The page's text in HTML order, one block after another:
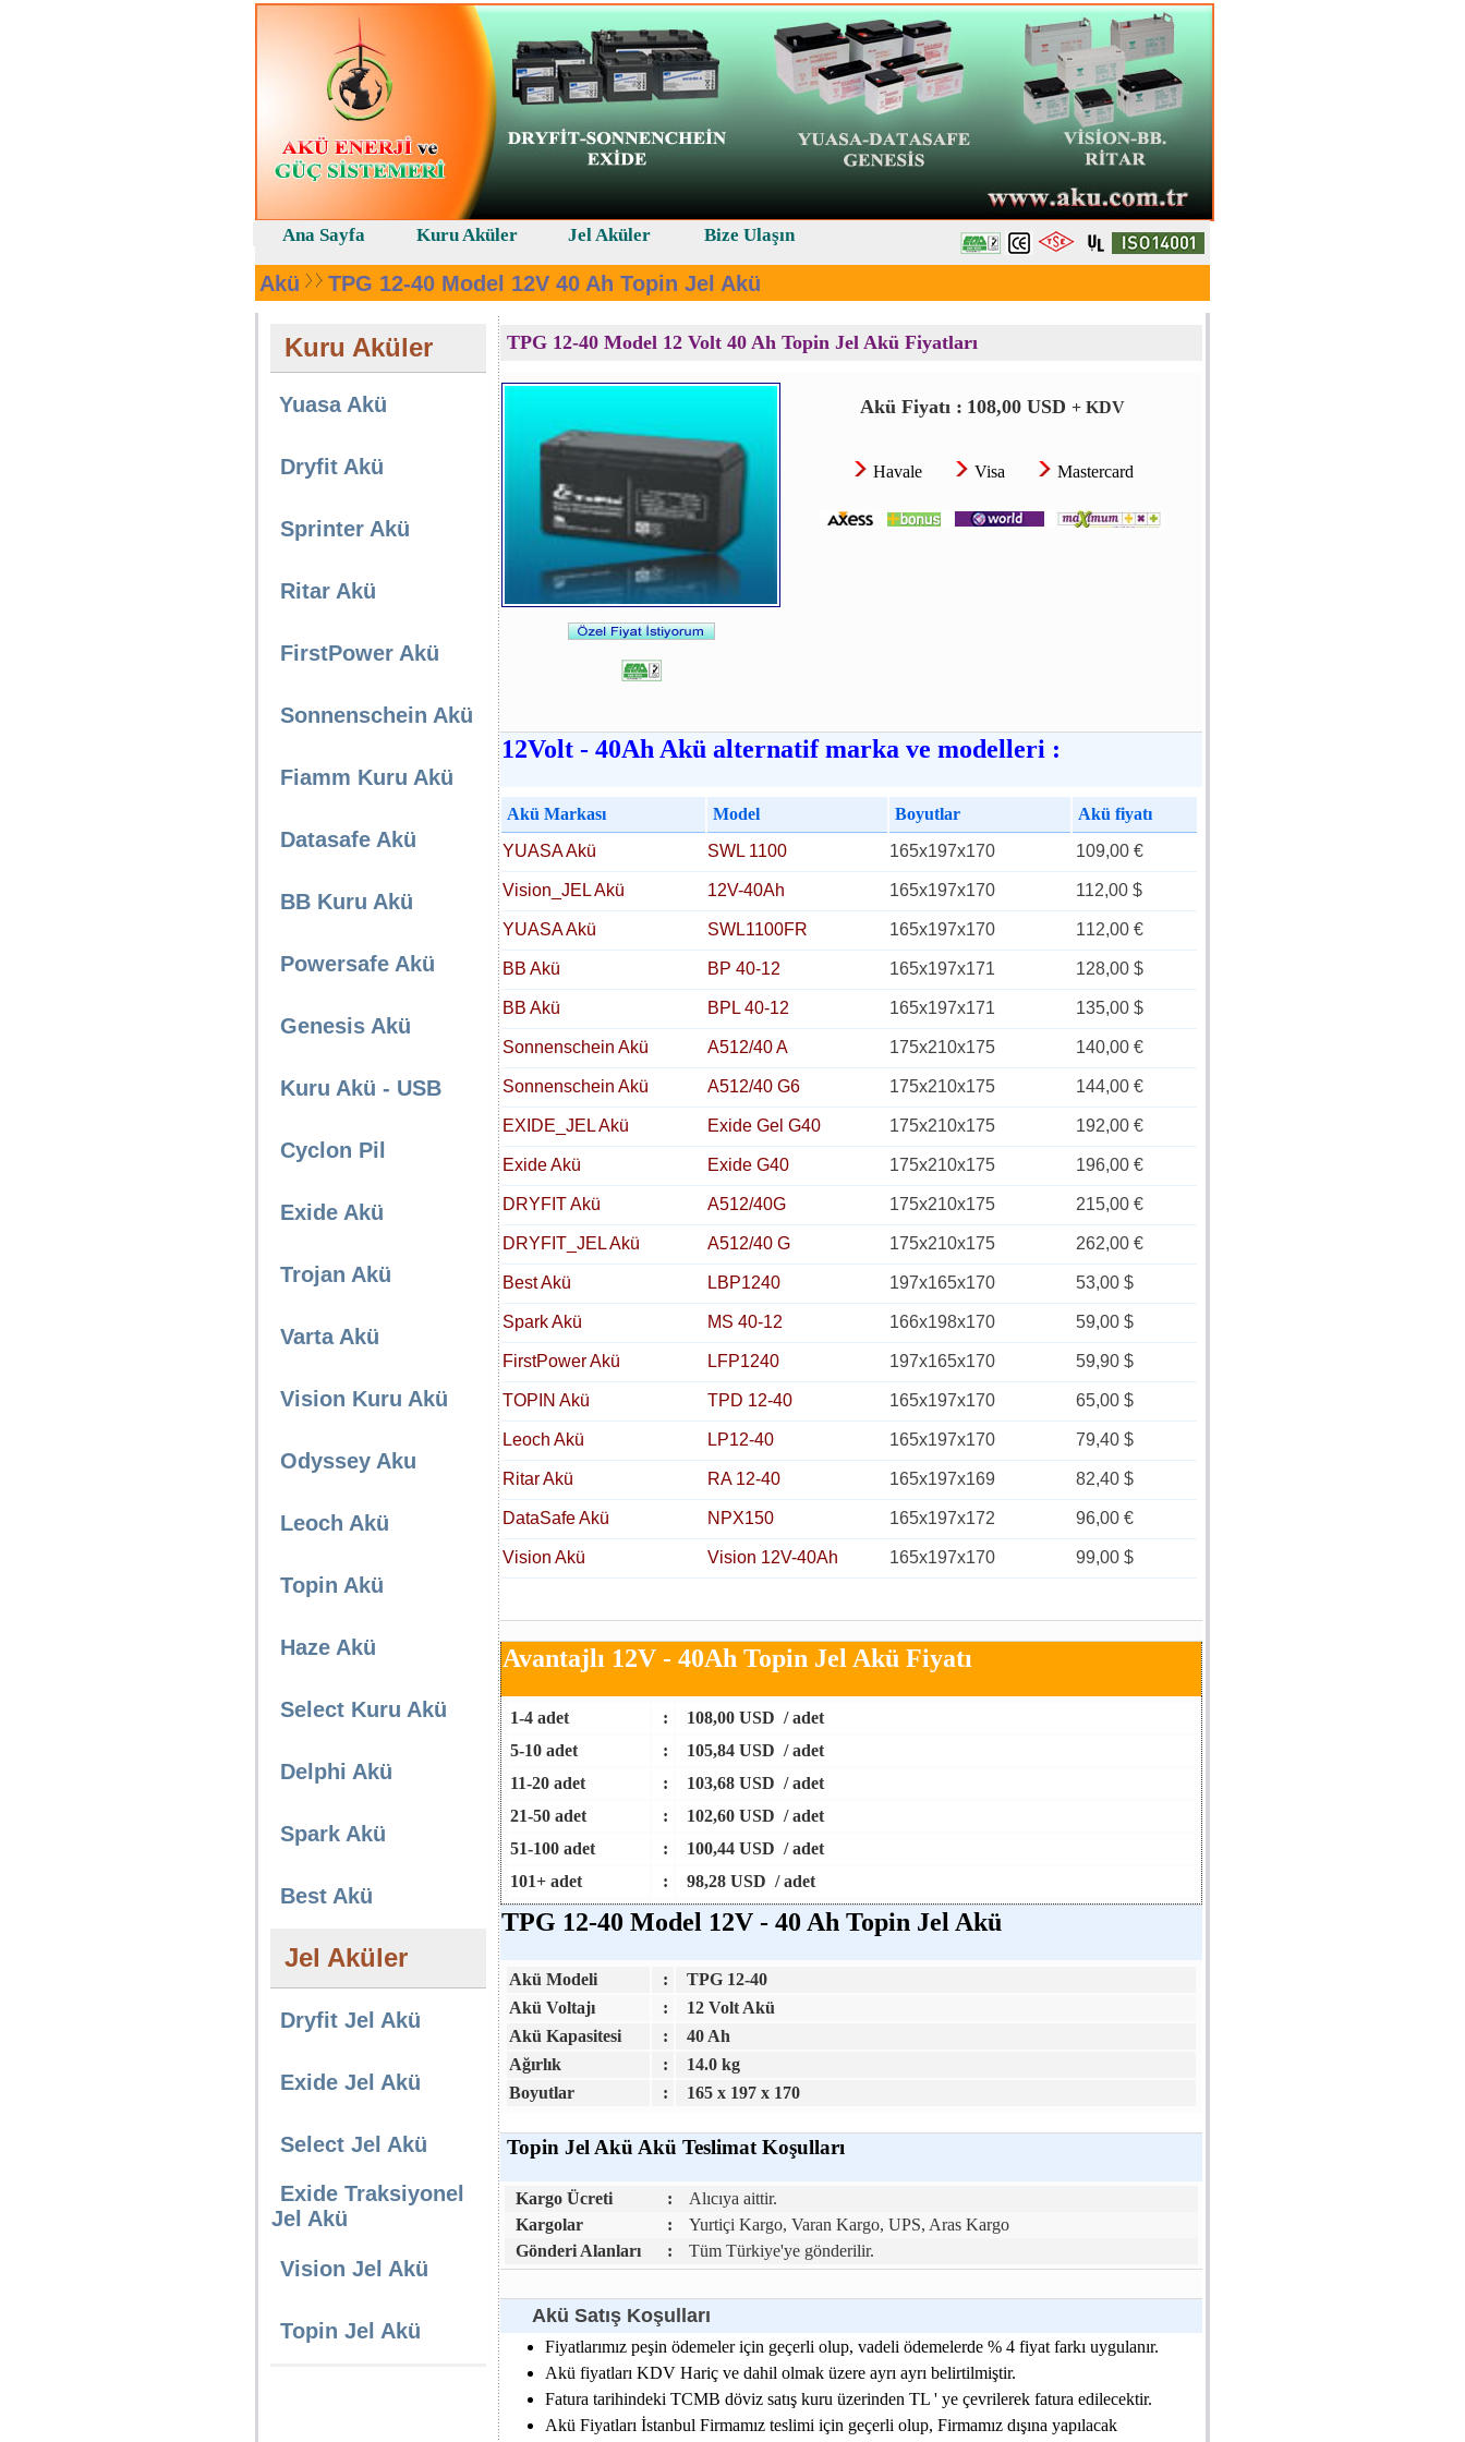
Akü TPG 12-40 Model 12V 40 Ah Topin Jel Akü
Kuru Aküler
Yuasa Akü
Dryfit Akü
Sprinter Akü
Ritar Akü
FirstPower Akü
Sonnenschein Akü
Fiamm Kuru Akü
Datasafe Akü
BB Kuru Akü
Powersafe Akü
Genesis Akü
Kuru Akü - USB
Cyclon Pil
Exide Akü
Trojan Akü
Varta Akü
Vision Kuru Akü
Odyssey Aku
Leoch Akü
Topin Akü
Haze Akü
Select Kuru Akü
Delphi Akü
Spark Akü
Best Akü
Jel Aküler
Dryfit Jel Akü
Exide Jel Akü
Select Jel Akü
Exide Traksiyonel
Jel Akü
Vision Jel Akü
Topin Jel Akü
TPG 12-40 Model 12 Volt 40 Ah Topin Jel Akü Fiyatları
Akü Fiyatı : 108,00 USD + KDV
Havale Visa Mastercard
12Volt - 40Ah Akü alternatif marka ve modelleri :
Akü Markası Model Boyutlar
Akü fiyatı
YUASA Akü
SWL 1100 165x197x170 109,00 €
Vision_JEL Akü 12V-40Ah 165x197x170 112,00 $
YUASA Akü SWL1100FR 165x197x170 112,00 €
BB Akü BP 40-12 165x197x171 128,00 $
BB Akü BPL 40-12 165x197x171 135,00 $
Sonnenschein Akü A512/40 A 175x210x175 140,00 €
Sonnenschein Akü A512/40 G6 175x210x175 144,00 €
EXIDE_JEL Akü Exide Gel G40 175x210x175 192,00 €
Exide Akü Exide G40 175x210x175 196,00 €
DRYFIT Akü A512/40G 175x210x175 215,00 €
DRYFIT_JEL Akü A512/40 G 175x210x175 262,00 €
Best Akü LBP1240 197x165x170 53,00 $
Spark Akü MS 40-12 166x198x170 59,00 $
FirstPower Akü LFP1240 197x165x170 59,90 $
TOPIN Akü TPD 12-40 165x197x170 65,00 $
Leoch Akü LP12-40 165x197x170 79,40 $
Ritar Akü RA 12-40 165x197x169 82,40 $
DataSafe Akü NPX150 165x197x172 96,00 €
Vision Akü Vision 12V-40Ah 165x197x170 99,00 $
Avantajlı 12V - 40Ah Topin Jel Akü Fiyatı
1-4 adet :
108,00 USD / adet
5-10 adet
:
105,84 USD / adet
11-20 adet
:
103,68 USD / adet
21-50 adet
:
102,60 USD / adet
51-100 adet
:
100,44 USD / adet
101+ adet
: 98,28 USD / adet
TPG 12-40 Model 12V - 40 Ah Topin Jel Akü
Akü Modeli :
TPG 12-40
Akü Voltajı
:
12 Volt Akü
Akü Kapasitesi
:
40 Ah
Ağırlık
:
14.0 kg
Boyutlar
: 165 x 197 x 170
Topin Jel Akü Akü Teslimat Koşulları
Kargo Ücreti :
Alıcıya aittir.
Kargolar
:
Yurtiçi Kargo, Varan Kargo, UPS, Aras Kargo
Gönderi Alanları
: Tüm Türkiye'ye gönderilir.
Akü Satış Koşulları
Fiyatlarımız peşin ödemeler için geçerli olup, vadeli ödemelerde % 4 fiyat farkı uygulanır.
Akü fiyatları KDV Hariç ve dahil olmak üzere ayrı ayrı belirtilmiştir.
Fatura tarihindeki TCMB döviz satış kuru üzerinden TL ' ye çevrilerek fatura edilecektir.
Akü Fiyatları İstanbul Firmamız teslimi için geçerli olup, Firmamız dışına yapılacak
Ana Sayfa Kuru Aküler Jel Aküler Bize Ulaşın